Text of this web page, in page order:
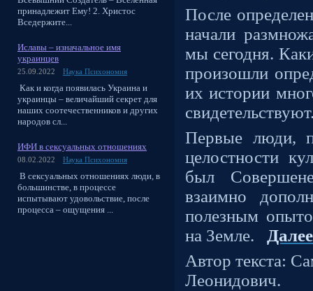
принадлежит Ему! 2. Христос
Вседержите...
Иславы – изначальное имя
украинцев
25.09.2022 Наука Психономия
Как и когда появилась Украина и
украинцы – величайший секрет для
наших соотечественников и других
народов сл...
ИФИ в сексуальных отношениях
08.02.2022 Наука Психономия
В сексуальных отношениях люди, в
большинстве, в процессе
испытывают удовольствие, после
процесса – ощущения ...
После
начали
мы сегодня.
произошли
их истории
Первые люди,
целостности
был
взаимно
полезным
на Земле.
Автор текста:
Леонидович.